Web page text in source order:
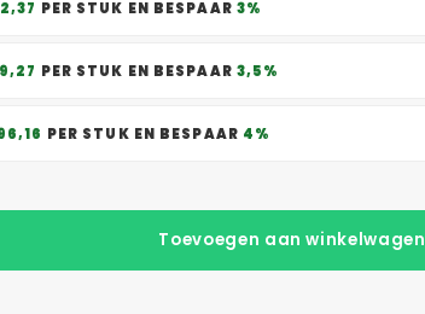
PER STUK EN BESPAAR 3%
PER STUK EN BESPAAR 3,5%
PER STUK EN BESPAAR 4%
Toevoegen aan winkelwagen